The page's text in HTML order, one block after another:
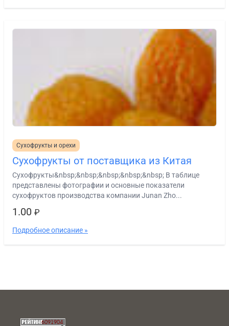
Сухофрукты и орехи
Сухофрукты от поставщика из Китая
Сухофрукты&nbsp;&nbsp;&nbsp;&nbsp;&nbsp; В таблице
представлены фотографии и основные показатели
сухофруктов производства компании Junan Zho...
1.00 ₽
Подробное описание »